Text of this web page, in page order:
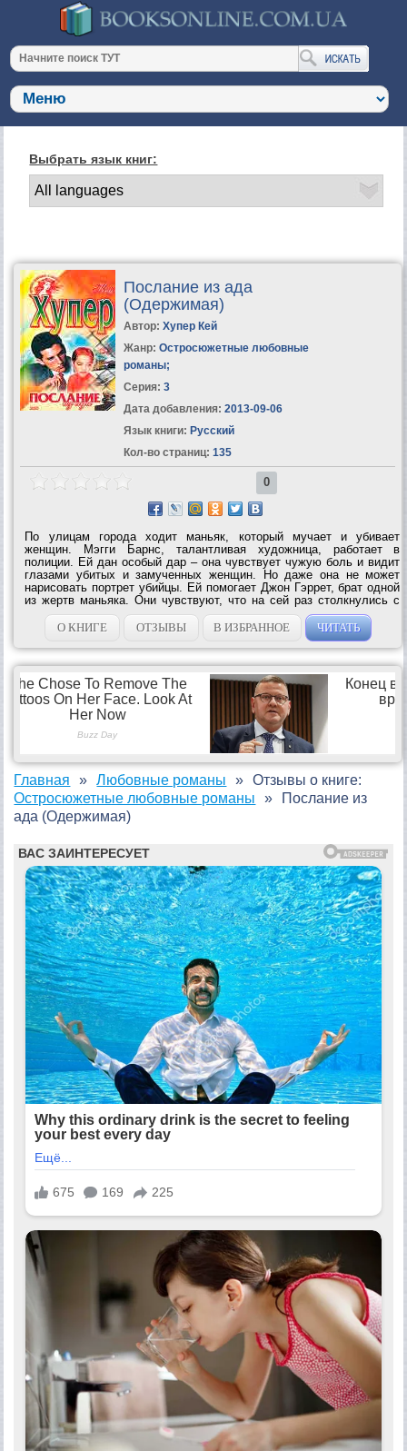
Выбрать язык книг:
Послание из ада
(Одержимая)
Автор: Хупер Кей
Жанр: Остросюжетные любовные
романы;
Серия: 3
Дата добавления: 2013-09-06
Язык книги: Русский
Кол-во страниц: 135
0
По улицам города ходит маньяк, который мучает и убивает
женщин. Мэгги Барнс, талантливая художница, работает в
полиции. Ей дан особый дар – она чувствует чужую боль и видит
глазами убитых и замученных женщин. Но даже она не может
нарисовать портрет убийцы. Ей помогает Джон Гэррет, брат одной
из жертв маньяка. Они чувствуют, что на сей раз столкнулись с
необычным злом, с которым не может справиться полиция. И
чтобы победить это зло им...
О КНИГЕ ОТЗЫВЫ В ИЗБРАННОЕ ЧИТАТЬ
Главная
Любовные романы
Остросюжетные любовные романы
Отзывы о книге:
Послание из
ада (Одержимая)